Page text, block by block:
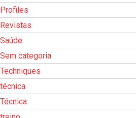
Profiles
Revistas
Saúde
Sem categoria
Techniques
técnica
Técnica